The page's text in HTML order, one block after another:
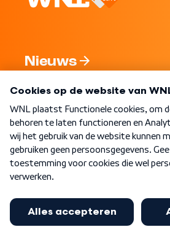
Nieuws
Nieuwsbrief
Word Lid